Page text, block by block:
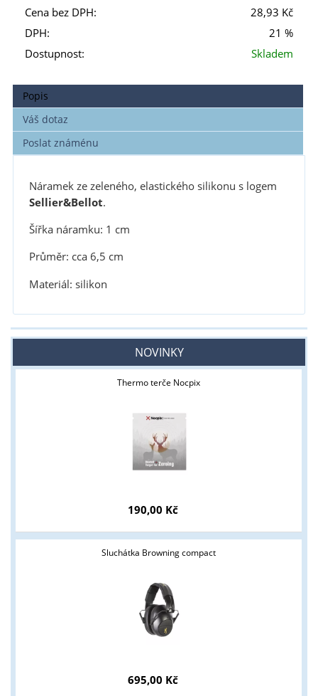
Cena bez DPH:
28,93 Kč
DPH:
21 %
Dostupnost:
Skladem
Popis
Váš dotaz
Poslat známénu
Náramek ze zeleného, elastického silikonu s logem
Sellier&Bellot.
Šířka náramku: 1 cm
Průměr: cca 6,5 cm
Materiál: silikon
NOVINKY
Thermo terče Nocpix
190,00 Kč
Sluchátka Browning compact
695,00 Kč